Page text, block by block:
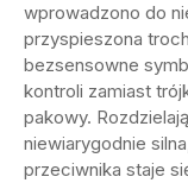
wprowadzono do
przyspieszona
bezsensowne
kontroli zamiast
pakowy.
niewiarygodnie
przeciwnika staje